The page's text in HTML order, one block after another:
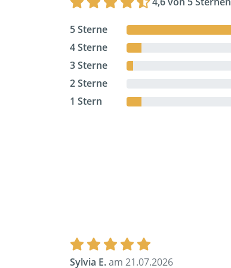
5 Sterne
4 Sterne
3 Sterne
2 Sterne
1 Stern
Sylvia E.am 21.07.2026